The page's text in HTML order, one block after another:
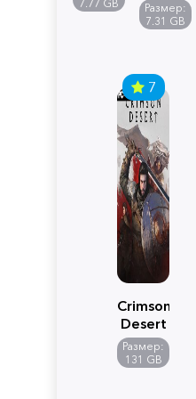
7.77 GB
Edition
Размер:
7.31 GB
7
Crimson
Desert
Размер:
131 GB